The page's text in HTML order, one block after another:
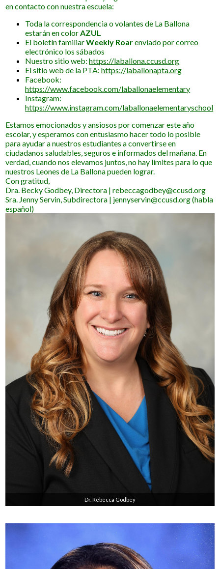
en contacto con nuestra escuela:
Toda la correspondencia o volantes de La Ballona
estarán en colorAZUL
El boletín familiarWeekly Roarenviado por correo
electrónico los sábados
Nuestro sitio web:https://laballona.ccusd.org
El sitio web de la PTA:https://laballonapta.org
Facebook:
https://www.facebook.com/laballonaelementary
Instagram:
https://www.instagram.com/laballonaelementaryschool
Estamos emocionados y ansiosos por comenzar este año
escolar, y esperamos con entusiasmo hacer todo lo posible
para ayudar a nuestros estudiantes a convertirse en
ciudadanos saludables, seguros e informados del mañana. En
verdad, cuando nos elevamos juntos, no hay límites para lo que
nuestros Leones de La Ballona pueden lograr.
Con gratitud,
Dra. Becky Godbey, Directora |rebeccagodbey@ccusd.org
Sra. Jenny Servin, Subdirectora | jennyservin@ccusd.org(habla
español)
Dr. Rebecca Godbey